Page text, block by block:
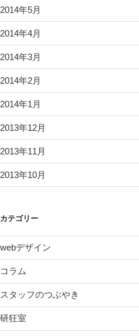
2014年5月
2014年4月
2014年3月
2014年2月
2014年1月
2013年12月
2013年11月
2013年10月
カテゴリー
webデザイン
コラム
スタッフのつぶやき
研狂室